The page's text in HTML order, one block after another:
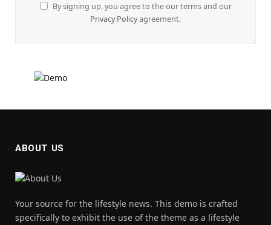
By signing up, you agree to the our terms and our
Privacy Policyagreement.
ABOUT US
Your source for the lifestyle news. This demo is crafted
specifically to exhibit the use of the theme as a lifestyle